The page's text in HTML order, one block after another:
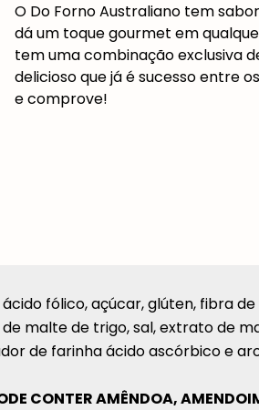
O Do Forno Australiano tem
dá um toque gourmet em
tem uma combinação exclusiva
delicioso que já é sucesso entre
e comprove!
fólico, açúcar, glúten, fibra
malte de trigo, sal, extrato de
de farinha ácido ascórbico e
CONTER AMÊNDOA,